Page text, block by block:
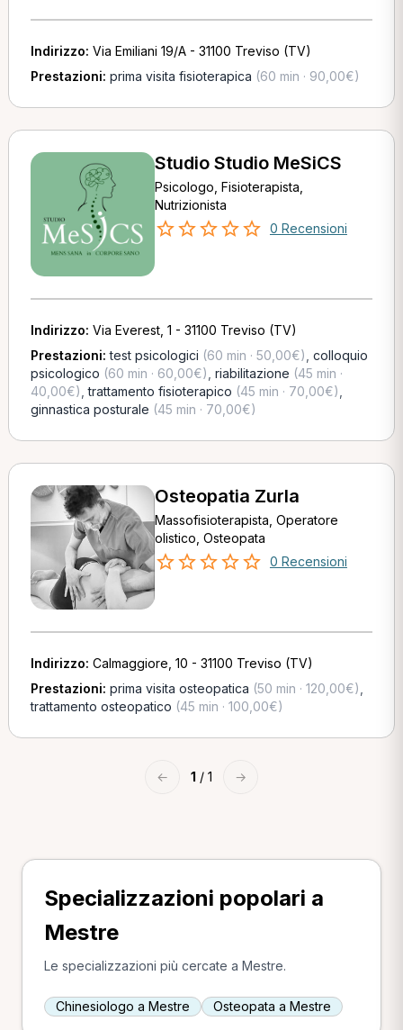
Indirizzo: Via Emiliani 19/A - 31100 Treviso (TV)
Prestazioni: prima visita fisioterapica (60 min · 90,00€)
Studio Studio MeSiCS
Psicologo, Fisioterapista,
Nutrizionista
0 Recensioni
Indirizzo: Via Everest, 1 - 31100 Treviso (TV)
Prestazioni:test psicologici (60 min · 50,00€) colloquio
psicologico (60 min · 60,00€) riabilitazione (45 min ·
40,00€) ,trattamento fisioterapico (45 min · 70,00€)
ginnastica posturale (45 min · 70,00€)
Osteopatia Zurla
Massofisioterapista, Operatore
olistico, Osteopata
0 Recensioni
Indirizzo: Calmaggiore, 10 - 31100 Treviso (TV)
Prestazioni: prima visita osteopatica (50 min · 120,00€)
trattamento osteopatico (45 min · 100,00€)
← 1 / 1 →
Specializzazioni popolari a
Mestre
Le specializzazioni più cercate a Mestre.
Chinesiologo a Mestre Osteopata a Mestre